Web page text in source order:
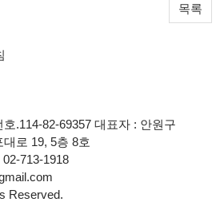
목록
.114-82-69357 대표자 : 안원구
로 19, 5층 8호
713-1918
Reserved.